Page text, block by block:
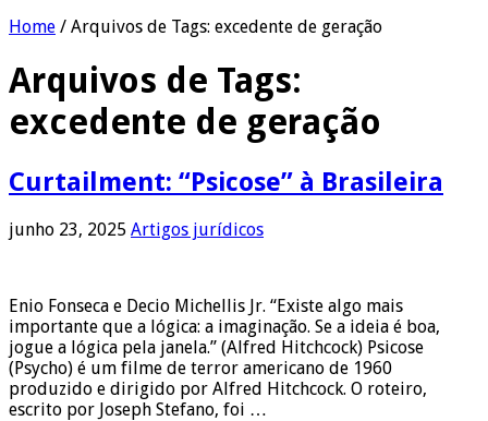
Home / Arquivos de Tags: excedente de geração
Arquivos de Tags:
excedente de geração
Curtailment: “Psicose” à Brasileira
junho 23, 2025 Artigos jurídicos
Enio Fonseca e Decio Michellis Jr. “Existe algo mais
importante que a lógica: a imaginação. Se a ideia é boa,
jogue a lógica pela janela.” (Alfred Hitchcock) Psicose
(Psycho) é um filme de terror americano de 1960
produzido e dirigido por Alfred Hitchcock. O roteiro,
escrito por Joseph Stefano, foi …